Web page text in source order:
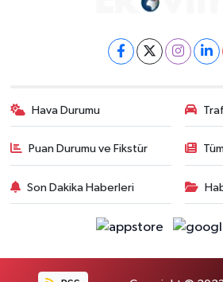
Hava Durumu
Puan Durumu ve Fikstür
Son Dakika Haberleri